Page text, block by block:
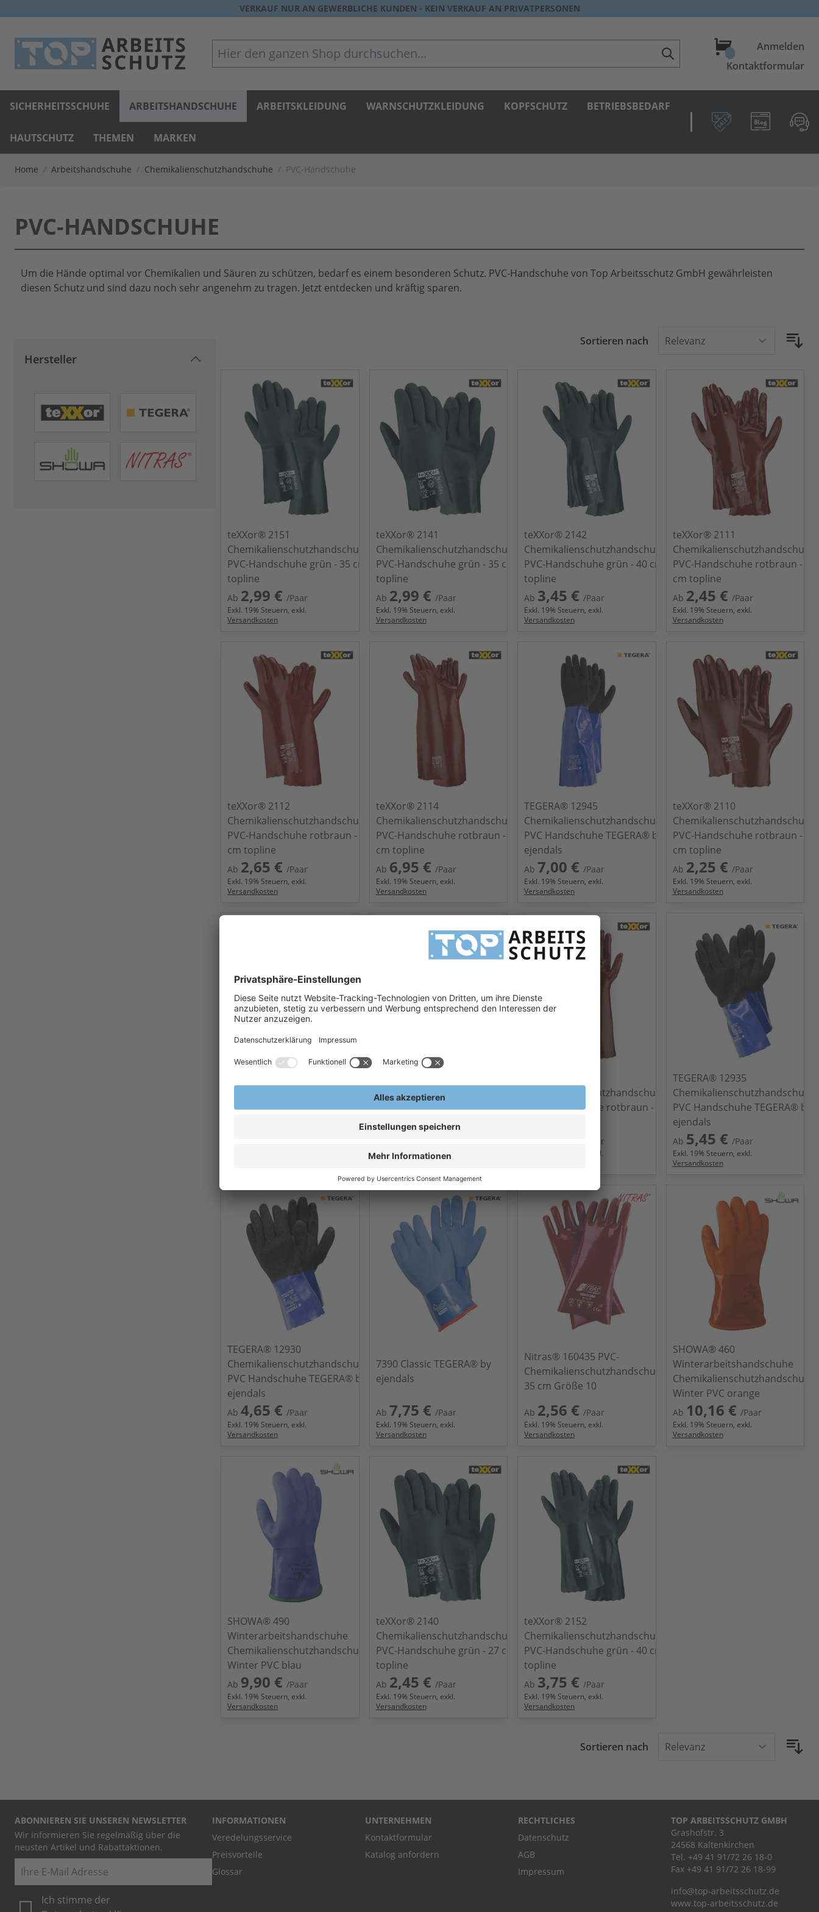
VERKAUF NUR AN GEWERBLICHE KUNDEN - KEIN VERKAUF AN PRIVATPERSONEN
Hier den ganzen Shop durchsuchen... WarenkorbAnmelden
Kontaktformular
SICHERHEITSSCHUHE ARBEITSHANDSCHUHE ARBEITSKLEIDUNG WARNSCHUTZKLEIDUNG KOPFSCHUTZ BETRIEBSBEDARF
HAUTSCHUTZ THEMEN MARKEN
Home / Arbeitshandschuhe / Chemikalienschutzhandschuhe / PVC-Handschuhe
PVC-HANDSCHUHE
Um die Hände optimal vor Chemikalien und Säuren zu schützen, bedarf es einem besonderen Schutz. PVC-Handschuhe von Top Arbeitsschutz GmbH gewährleisten
diesen Schutz und sind dazu noch sehr angenehm zu tragen. Jetzt entdecken und kräftig sparen.
Hersteller
Sortieren nach
teXXor® 2151
Chemikalienschutzhandschuhe
PVC-Handschuhe grün - 35 cm
topline
Ab 2,99 € /Paar
Exkl. 19% Steuern, exkl.
Versandkosten
teXXor® 2141
Chemikalienschutzhandschuhe
PVC-Handschuhe grün - 35 cm
topline
Ab 2,99 € /Paar
Exkl. 19% Steuern, exkl.
Versandkosten
teXXor® 2142
Chemikalienschutzhandschuhe
PVC-Handschuhe grün - 40 cm
topline
Ab 3,45 € /Paar
Exkl. 19% Steuern, exkl.
Versandkosten
teXXor® 2111
Chemikalienschutzhandschuhe
PVC-Handschuhe rotbraun - 35
cm topline
Ab 2,45 € /Paar
Exkl. 19% Steuern, exkl.
Versandkosten
teXXor® 2112
Chemikalienschutzhandschuhe
PVC-Handschuhe rotbraun - 40
cm topline
Ab 2,65 € /Paar
Exkl. 19% Steuern, exkl.
Versandkosten
teXXor® 2114
Chemikalienschutzhandschuhe
PVC-Handschuhe rotbraun - 60
cm topline
Ab 6,95 € /Paar
Exkl. 19% Steuern, exkl.
Versandkosten
TEGERA® 12945
Chemikalienschutzhandschuhe
PVC Handschuhe TEGERA® by
ejendals
Ab 7,00 € /Paar
Exkl. 19% Steuern, exkl.
Versandkosten
teXXor® 2110
Chemikalienschutzhandschuhe
PVC-Handschuhe rotbraun - 27
cm topline
Ab 2,25 € /Paar
Exkl. 19% Steuern, exkl.
Versandkosten
SHOWA® 660
PVC-handschuhe blau
Chemikalienschutzhandschuhe
PVC-Handschuhe grün - 27 cm
topline
2,39 €
Exkl.19% Steuern, exkl.
Versandkosten
Chemikalienschutzhandschuhe
PVC-Handschuhe rotbraun - 45
/Paar
% Steuern, exkl.
TEGERA® 12935
Chemikalienschutzhandschuhe
PVC Handschuhe TEGERA® by
ejendals
Ab 5,45 € /Paar
Exkl. 19% Steuern, exkl.
Versandkosten
TEGERA® 12930
Chemikalienschutzhandschuhe
PVC Handschuhe TEGERA® by
ejendals
Ab 4,65 € /Paar
Exkl. 19% Steuern, exkl.
Versandkosten
7390 Classic TEGERA® by
ejendals
Ab 7,75 € /Paar
Exkl. 19% Steuern, exkl.
Versandkosten
Nitras® 160435 PVC-
Chemikalienschutzhandschuhe
35 cm Größe 10
Ab 2,56 € /Paar
Exkl. 19% Steuern, exkl.
Versandkosten
SHOWA® 460
Winterarbeitshandschuhe
Chemikalienschutzhandschuhe
Winter PVC orange
Ab 10,16 € /Paar
Exkl. 19% Steuern, exkl.
Versandkosten
SHOWA® 490
Winterarbeitshandschuhe
Chemikalienschutzhandschuhe
Winter PVC blau
Ab 9,90 € /Paar
Exkl. 19% Steuern, exkl.
Versandkosten
teXXor® 2140
Chemikalienschutzhandschuhe
PVC-Handschuhe grün - 27 cm
topline
Ab 2,45 € /Paar
Exkl. 19% Steuern, exkl.
Versandkosten
teXXor® 2152
Chemikalienschutzhandschuhe
PVC-Handschuhe grün - 40 cm
topline
Ab 3,75 € /Paar
Exkl. 19% Steuern, exkl.
Versandkosten
Sortieren nach
ABONNIEREN SIE UNSEREN NEWSLETTER
Wir informieren Sie regelmäßig über die
neusten Artikel und Rabattaktionen.
E-Mail
Ich stimme der
INFORMATIONEN
Veredelungsservice
Preisvorteile
Glossar
UNTERNEHMEN
Kontaktformular
Katalog anfordern
RECHTLICHES
Datenschutz
AGB
Impressum
TOP ARBEITSSCHUTZ GMBH
Grashofstr. 3
24568 Kaltenkirchen
Tel. +49 41 91/72 26 18-0
Fax +49 41 91/72 26 18-99
info@top-arbeitsschutz.de
www.top-arbeitsschutz.de